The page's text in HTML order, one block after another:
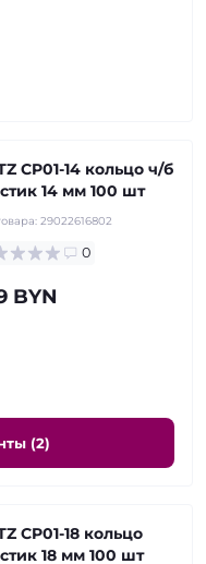
CP01-14 кольцо ч/б
14 мм 100 шт
29022616802
0
BYN
(2)
CP01-18 кольцо
18 мм 100 шт